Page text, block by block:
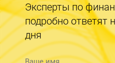
Эксперты по
подробно ответят
дня